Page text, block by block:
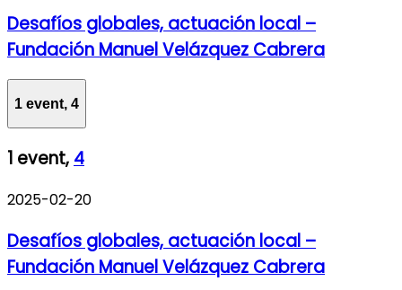
Desafíos globales, actuación local –
Fundación Manuel Velázquez Cabrera
1 event, 4
1 event, 4
2025-02-20
Desafíos globales, actuación local –
Fundación Manuel Velázquez Cabrera